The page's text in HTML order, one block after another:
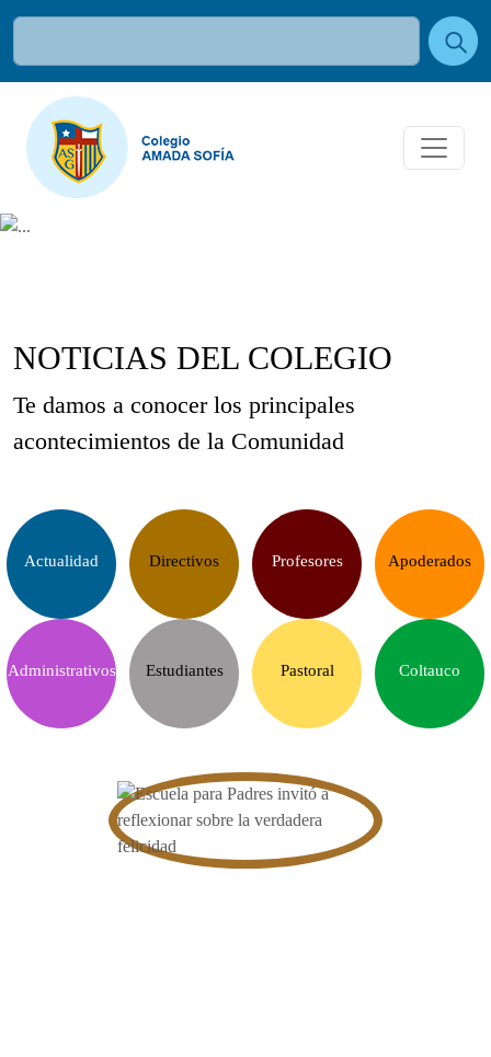
NOTICIAS DEL COLEGIO
Te damos a conocer los principales
acontecimientos de la Comunidad
Actualidad Directivos Profesores Apoderados
Administrativos Estudiantes Pastoral Coltauco